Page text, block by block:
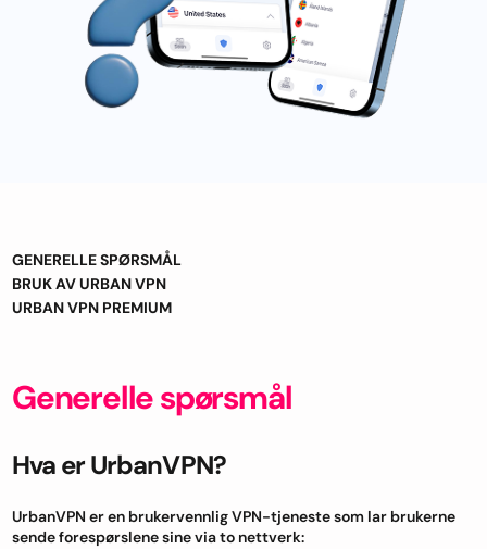
GENERELLE SPØRSMÅL
BRUK AV URBAN VPN
URBAN VPN PREMIUM
Generelle spørsmål
Hva er UrbanVPN?
UrbanVPN er en brukervennlig VPN-tjeneste som lar brukerne
sende forespørslene sine via to nettverk: